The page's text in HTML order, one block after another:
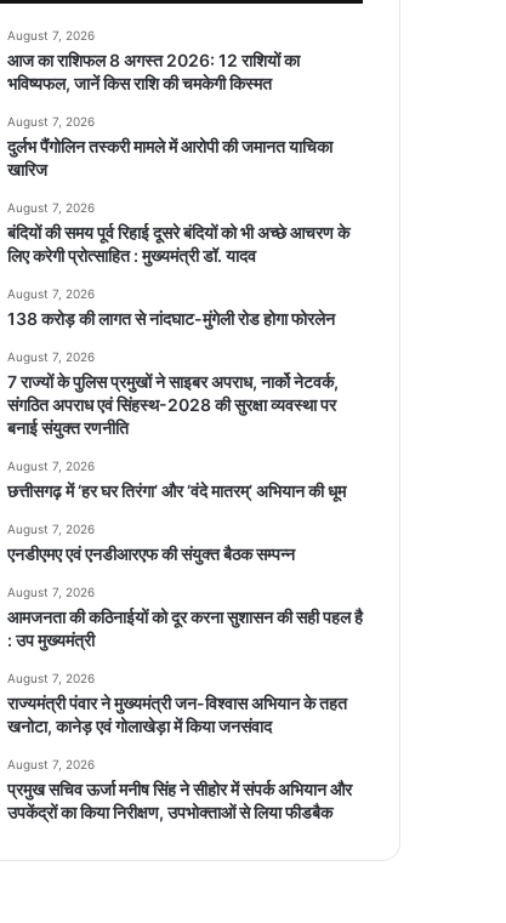
August 7, 2026
आज का राशिफल 8 अगस्त 2026: 12 राशियों का
भविष्यफल, जानें किस राशि की चमकेगी किस्मत
August 7, 2026
दुर्लभ पैंगोलिन तस्करी मामले में आरोपी की जमानत याचिका
खारिज
August 7, 2026
बंदियों की समय पूर्व रिहाई दूसरे बंदियों को भी अच्छे आचरण के
लिए करेगी प्रोत्साहित : मुख्यमंत्री डॉ. यादव
August 7, 2026
138 करोड़ की लागत से नांदघाट-मुंगेली रोड होगा फोरलेन
August 7, 2026
7 राज्यों के पुलिस प्रमुखों ने साइबर अपराध, नार्को नेटवर्क,
संगठित अपराध एवं सिंहस्थ-2028 की सुरक्षा व्यवस्था पर
बनाई संयुक्त रणनीति
August 7, 2026
छत्तीसगढ़ में ‘हर घर तिरंगा’ और ‘वंदे मातरम्’ अभियान की धूम
August 7, 2026
एनडीएमए एवं एनडीआरएफ की संयुक्त बैठक सम्पन्न
August 7, 2026
आमजनता की कठिनाईयों को दूर करना सुशासन की सही पहल है
: उप मुख्यमंत्री
August 7, 2026
राज्यमंत्री पंवार ने मुख्यमंत्री जन-विश्वास अभियान के तहत
खनोटा, कानेड़ एवं गोलाखेड़ा में किया जनसंवाद
August 7, 2026
प्रमुख सचिव ऊर्जा मनीष सिंह ने सीहोर में संपर्क अभियान और
उपकेंद्रों का किया निरीक्षण, उपभोक्ताओं से लिया फीडबैक